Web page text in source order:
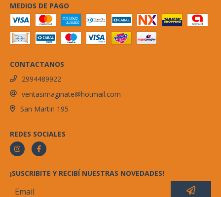
MEDIOS DE PAGO
CONTACTANOS
2994489922
ventasimaginate@hotmail.com
San Martin 195
REDES SOCIALES
¡SUSCRIBITE Y RECIBÍ NUESTRAS NOVEDADES!